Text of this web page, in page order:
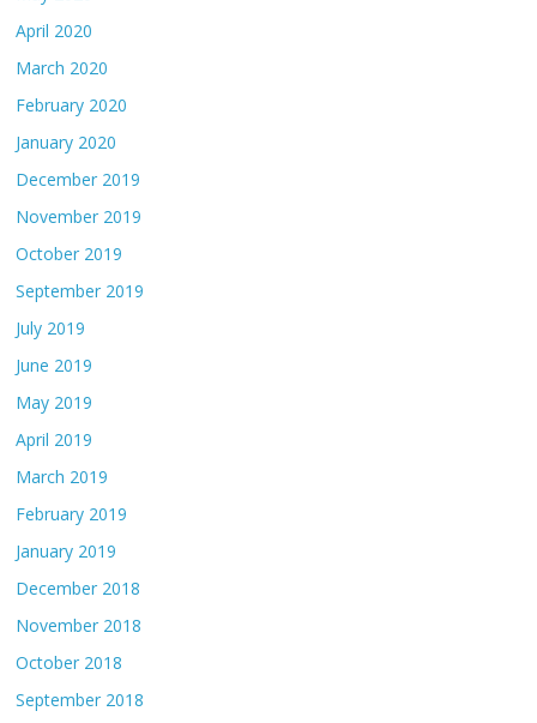
April 2020
March 2020
February 2020
January 2020
December 2019
November 2019
October 2019
September 2019
July 2019
June 2019
May 2019
April 2019
March 2019
February 2019
January 2019
December 2018
November 2018
October 2018
September 2018